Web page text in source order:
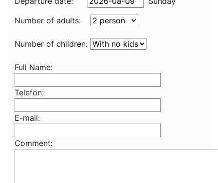
Number of adults:
Number of children:
Full Name:
Telefon:
E-mail:
Comment: